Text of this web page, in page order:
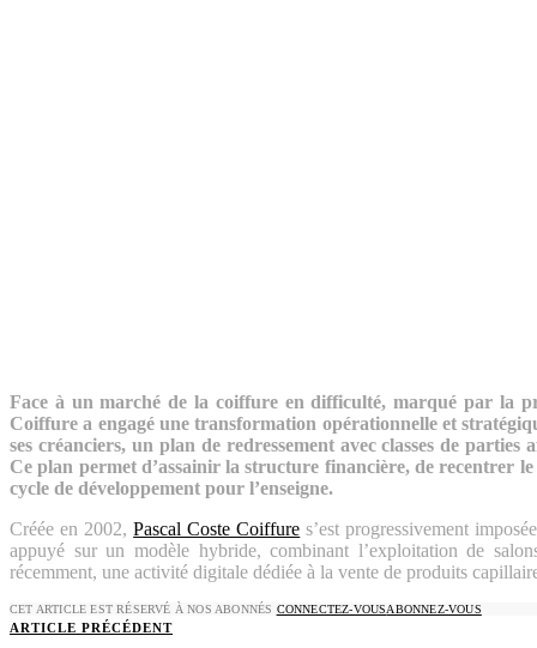
Face à un marché de la coiffure en difficulté, marqué par la
Coiffure a engagé une transformation opérationnelle et
ses créanciers, un plan de redressement avec classes de
Ce plan permet d’assainir la structure financière, de recentrer
cycle de développement pour l’enseigne.
Créée en 2002,Pascal Coste Coiffure s’est progressivement
appuyé sur un modèle hybride, combinant l’exploitation de
récemment, une activité digitale dédiée à la vente de produits
CET ARTICLE EST RÉSERVÉ À NOS ABONNÉS CONNECTEZ-VOUSABONNEZ-VOUS
ARTICLE PRÉCÉDENT